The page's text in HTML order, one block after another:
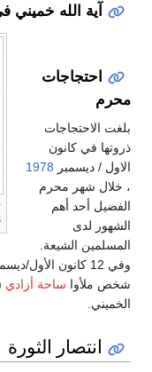
آية الله خميني
احتجاجات
محرم
بلغت الاحتجاجات
ذروتها في كانون
الاول / ديسمبر 1978
، خلال شهر محرم
الفضيل أحد أهم
الشهور لدى
المسلمين الشيعة.
وفي 12 كانون الأول/ديسمبر خرج إلى شوارع
شخص ملأوا ساحة أزادي
الخميني.
انتصار الثورة